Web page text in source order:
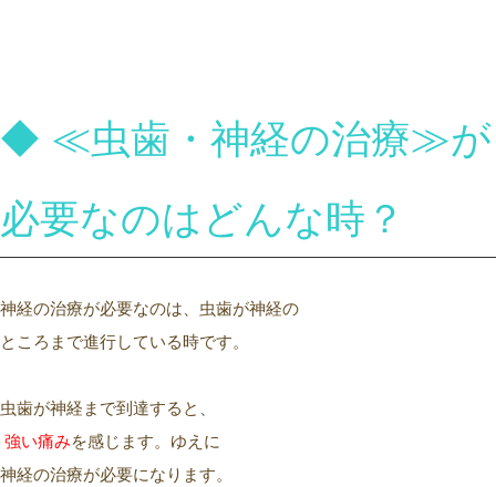
◆ ≪虫歯・神経の治療≫が
必要なのはどんな時？
神経の治療が必要なのは、虫歯が神経の
ところまで進行している時です。
虫歯が神経まで到達すると、
強い痛みを感じます。ゆえに
神経の治療が必要になります。